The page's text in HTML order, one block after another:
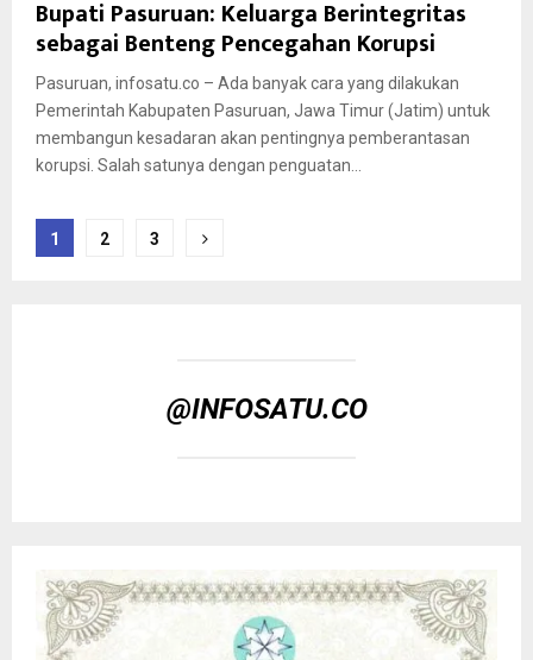
Bupati Pasuruan: Keluarga Berintegritas
sebagai Benteng Pencegahan Korupsi
Pasuruan, infosatu.co – Ada banyak cara yang dilakukan
Pemerintah Kabupaten Pasuruan, Jawa Timur (Jatim) untuk
membangun kesadaran akan pentingnya pemberantasan
korupsi. Salah satunya dengan penguatan...
Paginasi
1 2 3
@INFOSATU.CO